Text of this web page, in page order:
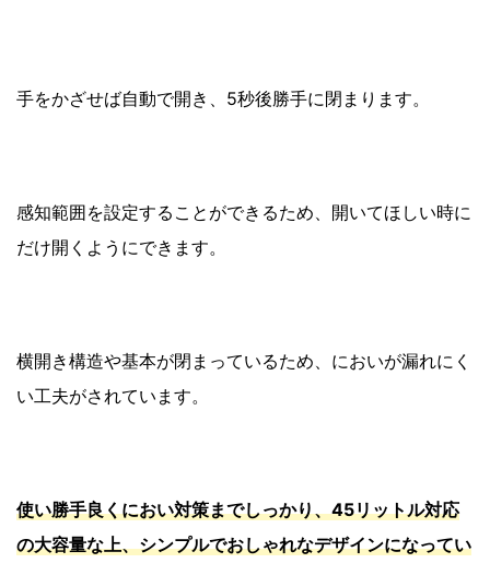
手をかざせば自動で開き、5秒後勝手に閉まります。
感知範囲を設定することができるため、開いてほしい時に
だけ開くようにできます。
横開き構造や基本が閉まっているため、においが漏れにく
い工夫がされています。
使い勝手良くにおい対策までしっかり、45リットル対応
の大容量な上、シンプルでおしゃれなデザインになってい